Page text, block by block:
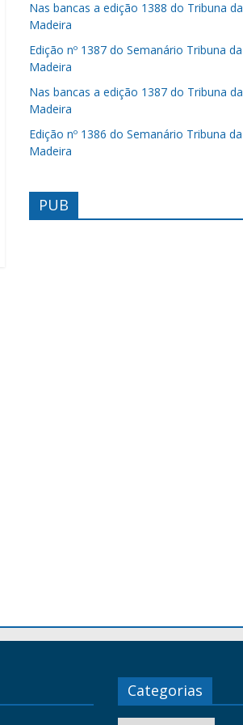
Nas bancas a edição 1388 do Tribuna da
Madeira
Edição nº 1387 do Semanário Tribuna da
Madeira
Nas bancas a edição 1387 do Tribuna da
Madeira
Edição nº 1386 do Semanário Tribuna da
Madeira
PUB
Categorias